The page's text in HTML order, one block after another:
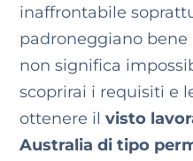
inaffrontabile
padroneggiano bene
non significa
scoprirai i requisiti e
ottenere ilvisto
Australia di tipo